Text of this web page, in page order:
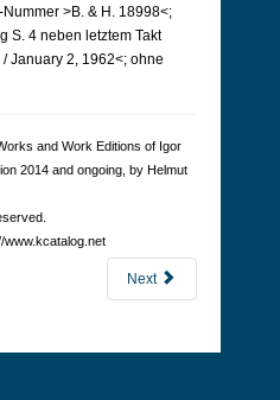
>B. & H. 18998<;
S. 4 neben letztem Takt
January 2, 1962<; ohne
and Work Edi­tions of Igor
2014 and ongoing, by Hel­mut
www.kcatalog.net
Next